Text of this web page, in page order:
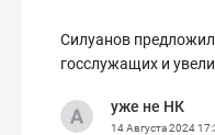
Силуанов
госслужащих и
уже не НК
14 Августа 2024